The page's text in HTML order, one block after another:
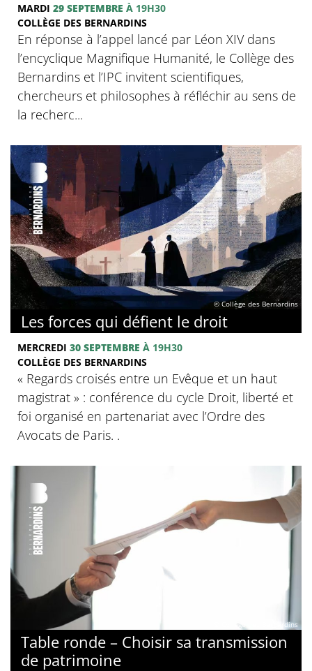
MARDI 29 SEPTEMBRE À 19H30
COLLÈGE DES BERNARDINS
En réponse à l’appel lancé par Léon XIV dans
l’encyclique Magnifique Humanité, le Collège des
Bernardins et l’IPC invitent scientifiques,
chercheurs et philosophes à réfléchir au sens de
la recherc...
© Collège des Bernardins
Les forces qui défient le droit
MERCREDI 30 SEPTEMBRE À 19H30
COLLÈGE DES BERNARDINS
« Regards croisés entre un Evêque et un haut
magistrat » : conférence du cycle Droit, liberté et
foi organisé en partenariat avec l’Ordre des
Avocats de Paris. .
© Collège des Bernardins
Table ronde – Choisir sa transmission
de patrimoine